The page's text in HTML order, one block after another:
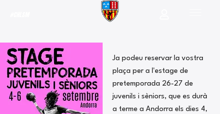
Ja podeu reservar la vostra
plaça per a l'estage de
pretemporada 26-27 de
juvenils i sèniors, que es durà
a terme a Andorra els dies 4,